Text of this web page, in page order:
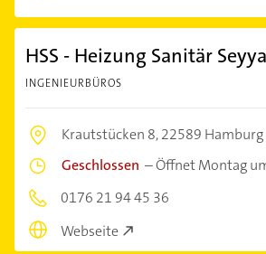
HSS - Heizung Sanitär
INGENIEURBÜROS
Krautstücken 8,22589 Hamburg
Geschlossen –Öffnet Montag
0176 21 94 45 36
Webseite